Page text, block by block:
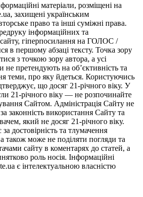
матеріали, розміщені на
захищені українським
право та інші суміжні права.
інформаційних та
сайту, гіперпосилання на ГОЛОС /
в першому абзаці тексту. Точка зору
з точкою зору автора, а усі
не претендують на об’єктивність та
теми, про яку йдеться. Користуючись
що досяг 21-річного віку. У
21-річного віку — не розпочинайте
Сайтом. Адміністрація Сайту не
законність використання Сайту та
який не досяг 21-річного віку.
за достовірність та тлумачення
а також може не поділяти погляди та
сайту в коментарях до статей, а
роль носія. Інформаційні
є інтелектуальною власністю